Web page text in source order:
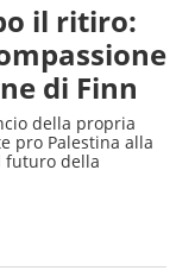
il ritiro:
di Finn
della propria
pro Palestina alla
futuro della